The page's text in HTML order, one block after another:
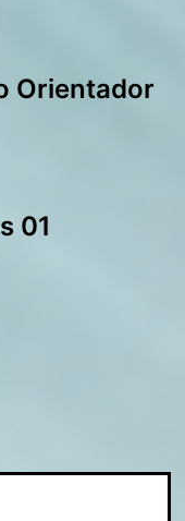
Orientador
01